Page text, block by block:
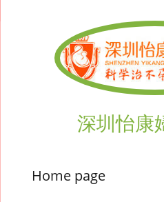
深圳怡康
Home page